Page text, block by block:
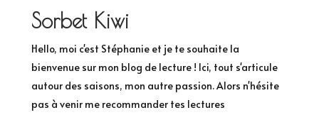
Sorbet Kiwi
Hello, moi c'est Stéphanie et je te souhaite la
bienvenue sur mon blog de lecture ! Ici, tout s'articule
autour des saisons, mon autre passion. Alors n'hésite
pas à venir me recommander tes lectures